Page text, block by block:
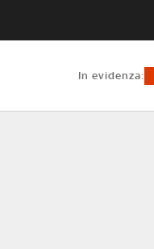
in evidenza: